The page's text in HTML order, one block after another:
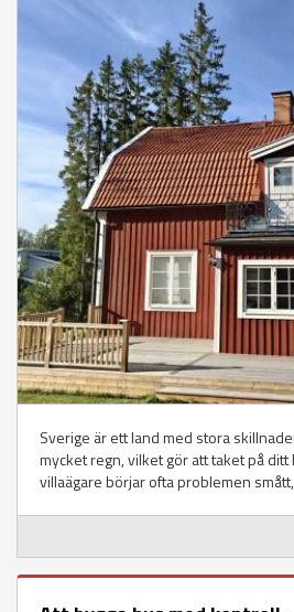
Sverige är ett land med stora
mycket regn, vilket gör att taket på
villaägare börjar ofta problemen